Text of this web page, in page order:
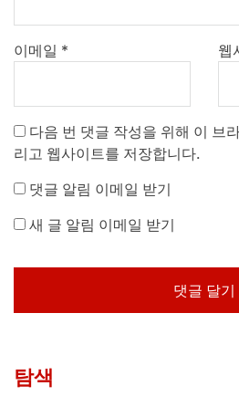
이메일 * 웹
다음 번 댓글 작성을 위해 이 브
리고 웹사이트를 저장합니다.
댓글 알림 이메일 받기
새 글 알림 이메일 받기
탐색